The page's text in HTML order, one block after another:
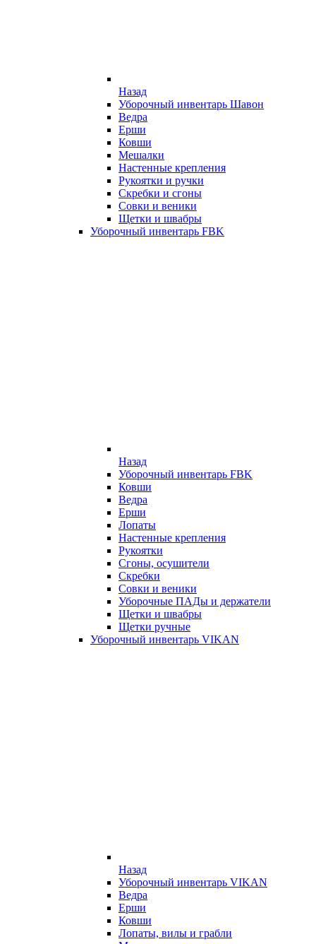
Назад
Уборочный инвентарь Шавон
Ведра
Ерши
Ковши
Мешалки
Настенные крепления
Рукоятки и ручки
Скребки и сгоны
Совки и веники
Щетки и швабры
Уборочный инвентарь FBK
Назад
Уборочный инвентарь FBK
Ковши
Ведра
Ерши
Лопаты
Настенные крепления
Рукоятки
Сгоны, осушители
Скребки
Совки и веники
Уборочные ПАДы и держатели
Щетки и швабры
Щетки ручные
Уборочный инвентарь VIKAN
Назад
Уборочный инвентарь VIKAN
Ведра
Ерши
Ковши
Лопаты, вилы и грабли